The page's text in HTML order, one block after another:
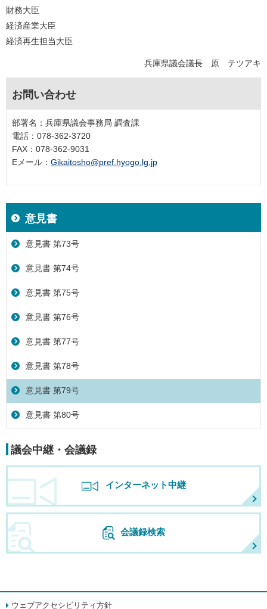
財務大臣
経済産業大臣
経済再生担当大臣
兵庫県議会議長 原 テツアキ
お問い合わせ
部署名：兵庫県議会事務局 調査課
電話：078-362-3720
FAX：078-362-9031
Eメール： Gikaitosho@pref.hyogo.lg.jp
意見書
意見書 第73号
意見書 第74号
意見書 第75号
意見書 第76号
意見書 第77号
意見書 第78号
意見書 第79号
意見書 第80号
議会中継・会議録
インターネット中継
会議録検索
ウェブアクセシビリティ方針